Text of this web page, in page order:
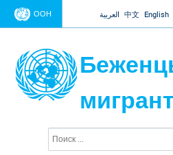
Jump to
ООН العربية 中文 English